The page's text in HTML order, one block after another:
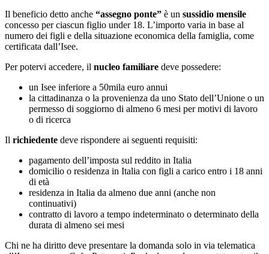
Il beneficio detto anche “assegno ponte” è un sussidio mensile
concesso per ciascun figlio under 18. L’importo varia in base al
numero dei figli e della situazione economica della famiglia, come
certificata dall’Isee.
Per potervi accedere, il nucleo familiare deve possedere:
un Isee inferiore a 50mila euro annui
la cittadinanza o la provenienza da uno Stato dell’Unione o un
permesso di soggiorno di almeno 6 mesi per motivi di lavoro
o di ricerca
Il richiedente deve rispondere ai seguenti requisiti:
pagamento dell’imposta sul reddito in Italia
domicilio o residenza in Italia con figli a carico entro i 18 anni
di età
residenza in Italia da almeno due anni (anche non
continuativi)
contratto di lavoro a tempo indeterminato o determinato della
durata di almeno sei mesi
Chi ne ha diritto deve presentare la domanda solo in via telematica